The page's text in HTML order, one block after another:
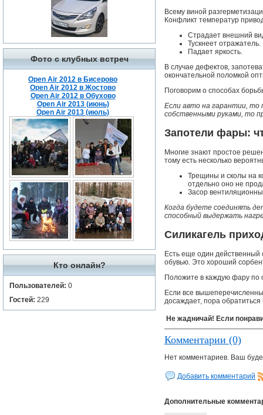
Фото с клубных встреч
Open Air 2012 в Бисерово
Open Air 2012 в Жостово
Open Air 2012 в Обухово
Open Air 2013 (июнь)
Open Air 2013 (июль)
Кто онлайн?
Пользователей: 0
Гостей: 229
Всему виной
Конфликт температур
Страдает внешний
Тускнеет отражатель.
Падает яркость.
В случае дефектов,
окончательной поломкой
Поговорим о способах
Если авто на гарантии, то
собственными руками, то
Запотели фары:
Многие знают простое
тому есть несколько
Трещины и сколы на
отдельно оно не
Засор
Когда будете соединять
способный выдержать
Силикагель
Есть еще один действенный
обувью. Это хороший
Положите в каждую фару по
Если все
досаждает, пора
Не жадничай! Если
Комментарии (0)
Нет комментариев. Ваш
Добавить комментарий
Дополнительные